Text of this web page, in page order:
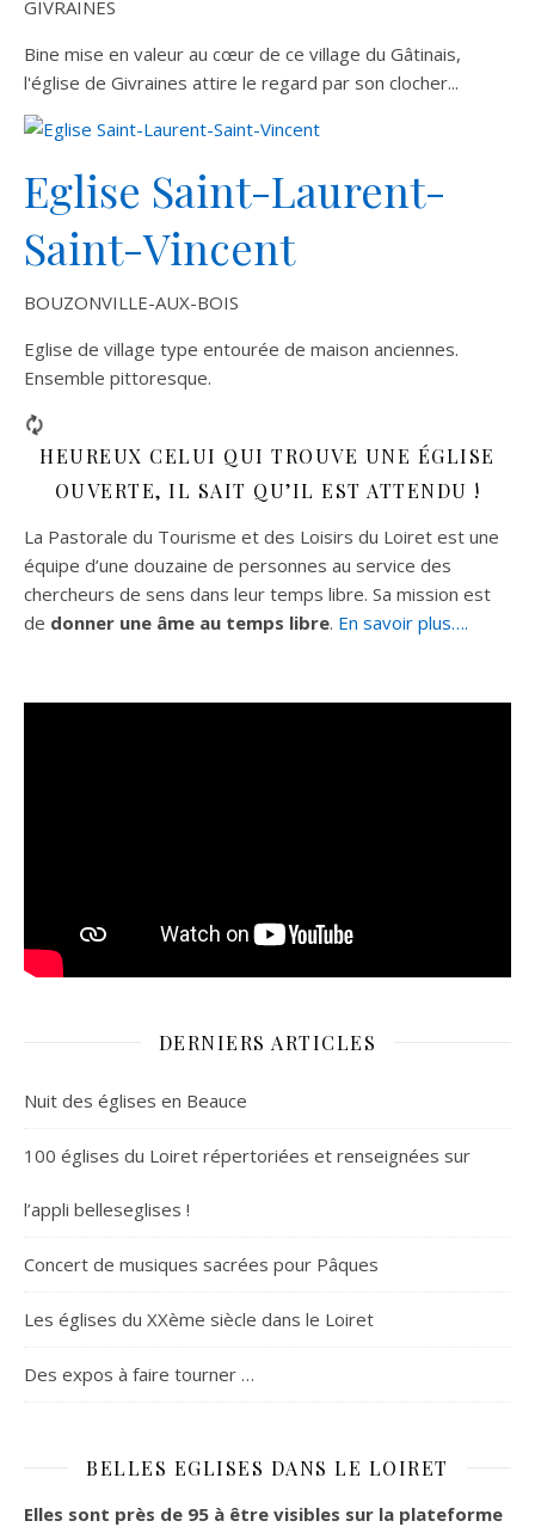
GIVRAINES
Bine mise en valeur au cœur de ce village du Gâtinais,
l'église de Givraines attire le regard par son clocher...
Eglise Saint-Laurent-
Saint-Vincent
BOUZONVILLE-AUX-BOIS
Eglise de village type entourée de maison anciennes.
Ensemble pittoresque.
HEUREUX CELUI QUI TROUVE UNE ÉGLISE
OUVERTE, IL SAIT QU’IL EST ATTENDU !
La Pastorale du Tourisme et des Loisirs du Loiret est une
équipe d’une douzaine de personnes au service des
chercheurs de sens dans leur temps libre. Sa mission est
de donner une âme au temps libre. En savoir plus….
DERNIERS ARTICLES
Nuit des églises en Beauce
100 églises du Loiret répertoriées et renseignées sur
l’appli belleseglises !
Concert de musiques sacrées pour Pâques
Les églises du XXème siècle dans le Loiret
Des expos à faire tourner …
BELLES EGLISES DANS LE LOIRET
Elles sont près de 95 à être visibles sur la plateforme